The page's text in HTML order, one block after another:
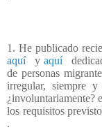
1. He publicado
aquí
y aquí
de personas
irregular, siempre
¿involuntariamente?
los requisitos
.